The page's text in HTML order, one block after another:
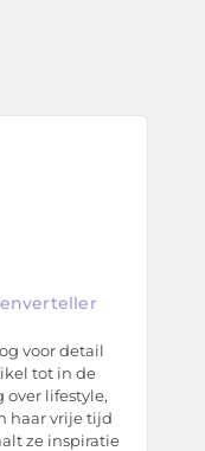
voor detail
tot in de
over lifestyle,
haar vrije tijd
ze inspiratie